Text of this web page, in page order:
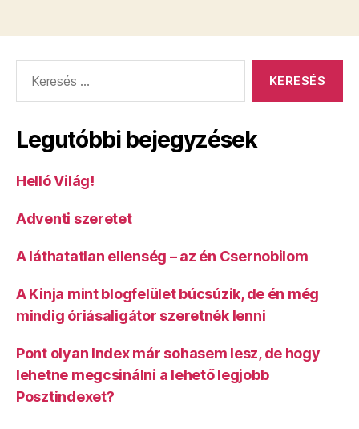
Legutóbbi bejegyzések
Helló Világ!
Adventi szeretet
A láthatatlan ellenség – az én Csernobilom
A Kinja mint blogfelület búcsúzik, de én még
mindig óriásaligátor szeretnék lenni
Pont olyan Index már sohasem lesz, de hogy
lehetne megcsinálni a lehető legjobb
Posztindexet?